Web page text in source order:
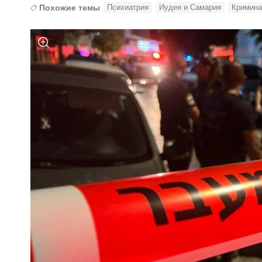
Похожие темы Психиатрия Иудея и Самария